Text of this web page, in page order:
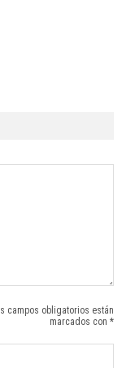
campos obligatorios están
marcados con *